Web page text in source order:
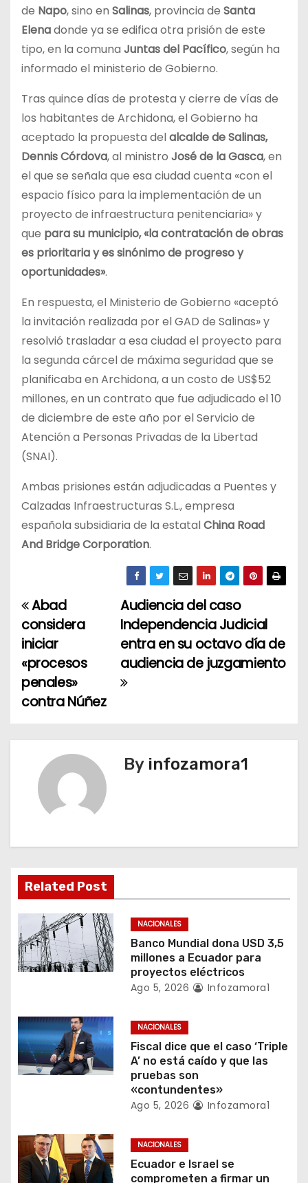
de Napo, sino en Salinas, provincia de Santa
Elenadonde ya se edifica otra prisión de este
tipo, en la comuna Juntas del Pacífico, según ha
informado el ministerio de Gobierno.
Tras quince días de protesta y cierre de vías de
los habitantes de Archidona, el Gobierno ha
aceptado la propuesta delalcalde de Salinas,
Dennis Córdova, al ministro José de la Gasca, en
el que se señala que esa ciudad cuenta «con el
espacio físico para la implementación de un
proyecto de infraestructura penitenciaria» y
que para su municipio, «la contratación de obras
es prioritaria y es sinónimo de progreso y
oportunidades».
En respuesta, el Ministerio de Gobierno «aceptó
la invitación realizada por el GAD de Salinas» y
resolvió trasladar a esa ciudad el proyecto para
la segunda cárcel de máxima seguridad que se
planificaba en Archidona, a un costo de US$52
millones, en un contrato que fue adjudicado el 10
de diciembre de este año por el Servicio de
Atención a Personas Privadas de la Libertad
(SNAI).
Ambas prisiones están adjudicadas a Puentes y
Calzadas Infraestructuras S.L., empresa
española subsidiaria de la estatalChina Road
And Bridge Corporation.
N
a
v
e
ó
n
d
e
e
t
r
a
a
s
Audiencia del caso
Independencia Judicial
entra en su octavo día de
audiencia de juzgamiento
Abad
considera
iniciar
«procesos
penales»
contra Núñez
By infozamora1
Related Post
NACIONALES
Banco Mundial dona USD 3,5
millones a Ecuador para
proyectos eléctricos
Ago 5, 2026 Infozamora1
NACIONALES
Fiscal dice que el caso ‘Triple
A’ no está caído y que las
pruebas son
«contundentes»
Ago 5, 2026 Infozamora1
NACIONALES
Ecuador e Israel se
comprometen a firmar un